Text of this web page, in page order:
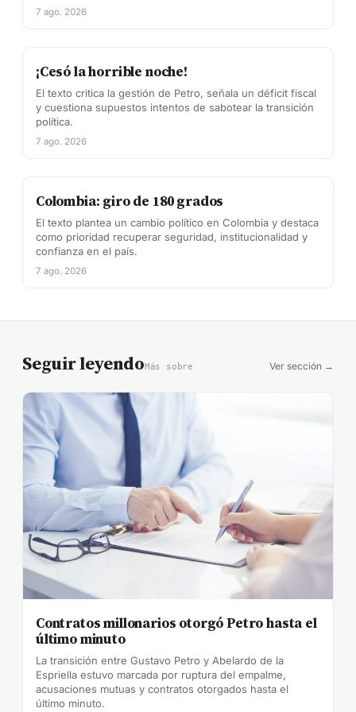
7 ago. 2026
¡Cesó la horrible noche!
El texto critica la gestión de Petro, señala un déficit fiscal
y cuestiona supuestos intentos de sabotear la transición
política.
7 ago. 2026
Colombia: giro de 180 grados
El texto plantea un cambio político en Colombia y destaca
como prioridad recuperar seguridad, institucionalidad y
confianza en el país.
7 ago. 2026
Seguir leyendoMás sobre Ver sección →
Contratos millonarios otorgó Petro hasta el
último minuto
La transición entre Gustavo Petro y Abelardo de la
Espriella estuvo marcada por ruptura del empalme,
acusaciones mutuas y contratos otorgados hasta el
último minuto.